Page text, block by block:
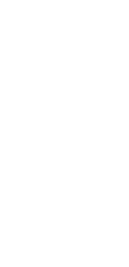
امکانات بی‌نظیر و
دریایی و منطقه
رنگارنگ.
چای و قهوه و چشم‌انداز